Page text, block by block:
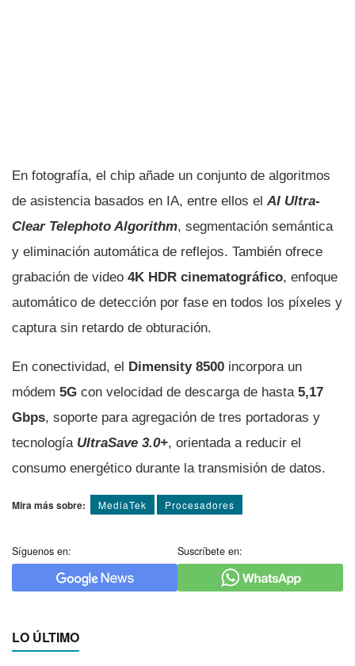
En fotografía, el chip añade un conjunto de algoritmos
de asistencia basados en IA, entre ellos el AI Ultra-
Clear Telephoto Algorithm, segmentación semántica
y eliminación automática de reflejos. También ofrece
grabación de video 4K HDR cinematográfico, enfoque
automático de detección por fase en todos los píxeles y
captura sin retardo de obturación.
En conectividad, el Dimensity 8500 incorpora un
módem 5G con velocidad de descarga de hasta 5,17
Gbps, soporte para agregación de tres portadoras y
tecnología UltraSave 3.0+, orientada a reducir el
consumo energético durante la transmisión de datos.
Mira más sobre: MediaTek Procesadores
Síguenos en: Suscríbete en:
LO ÚLTIMO